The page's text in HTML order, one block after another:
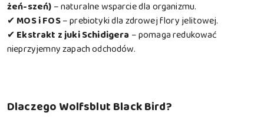
żeń-szeń) – naturalne wsparcie dla organizmu.
✔ MOS i FOS– prebiotyki dla zdrowej flory jelitowej.
✔ Ekstrakt z juki Schidigera – pomaga redukować
nieprzyjemny zapach odchodów.
Dlaczego Wolfsblut Black Bird?